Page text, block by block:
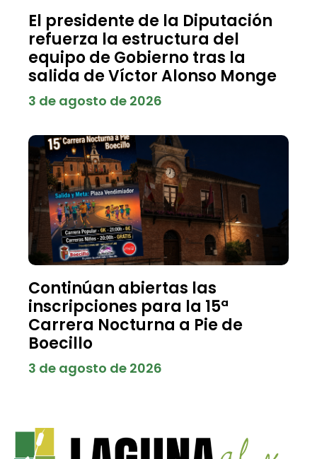
El presidente de la Diputación
refuerza la estructura del
equipo de Gobierno tras la
salida de Víctor Alonso Monge
3 de agosto de 2026
Continúan abiertas las
inscripciones para la 15ª
Carrera Nocturna a Pie de
Boecillo
3 de agosto de 2026